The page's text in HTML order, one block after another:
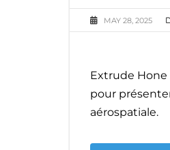
MAY 28, 2025
Extrude Hone
pour
aérospatiale.